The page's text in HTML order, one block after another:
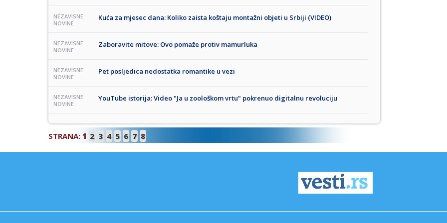
NEZAVISNE
NOVINE
Kuća za mjesec dana: Koliko zaista koštaju montažni objeti u Srbiji (VIDEO)
NEZAVISNE
NOVINE
Zaboravite mitove: Ovo pomaže protiv mamurluka
NEZAVISNE
NOVINE
Pet posljedica nedostatka romantike u vezi
NEZAVISNE
NOVINE
YouTube istorija: Video "Ja u zoološkom vrtu" pokrenuo digitalnu revoluciju
STRANA: 1 2 3 4 5 6 7 8